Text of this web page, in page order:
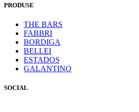
PRODUSE
THE BARS
FABBRI
BORDIGA
BELLEI
ESTADOS
GALANTINO
SOCIAL